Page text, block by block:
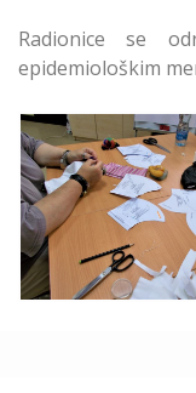
Radionice se
epidemiološkim
Održana 5.
Kreativnog
Šivenja u
Volonterskom
Zvezdare